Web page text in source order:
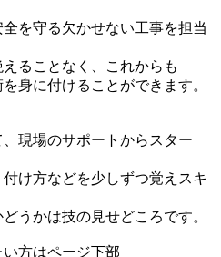
を守る欠かせない工事を担当
ることなく、これからも
身に付けることができます。
現場のサポートからスター
け方などを少しずつ覚えスキ
うかは技の見せどころです。
い方はページ下部